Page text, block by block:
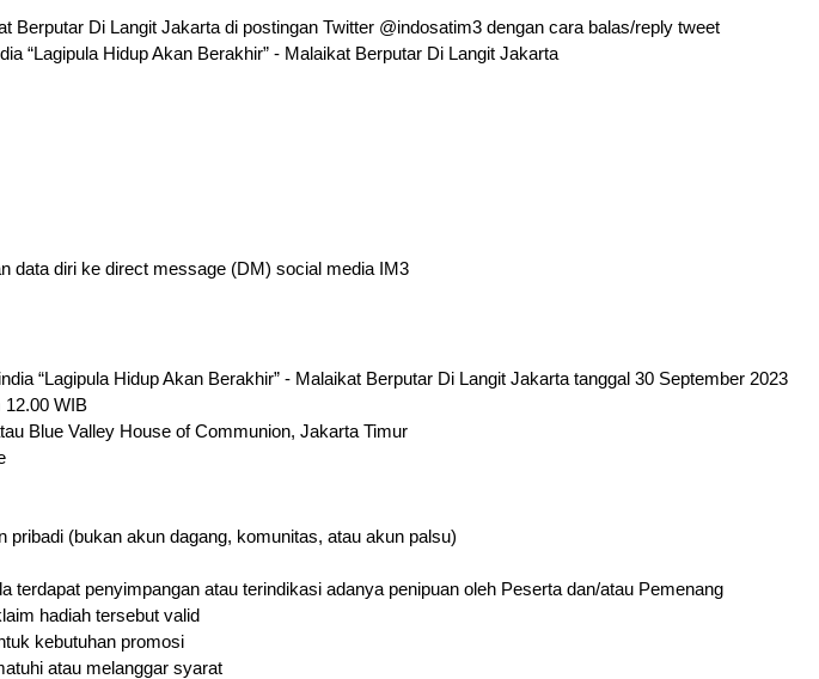
Berputar Di Langit Jakarta di postingan Twitter @indosatim3 dengan cara balas/reply tweet
“Lagipula Hidup Akan Berakhir” - Malaikat Berputar Di Langit Jakarta
data diri ke direct message (DM) social media IM3
“Lagipula Hidup Akan Berakhir” - Malaikat Berputar Di Langit Jakarta tanggal 30 September 2023
12.00 WIB
Blue Valley House of Communion, Jakarta Timur
(bukan akun dagang, komunitas, atau akun palsu)
penyimpangan atau terindikasi adanya penipuan oleh Peserta dan/atau Pemenang
hadiah tersebut valid
kebutuhan promosi
atau melanggar syarat